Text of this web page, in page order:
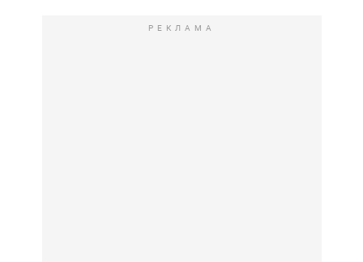
РЕКЛАМА